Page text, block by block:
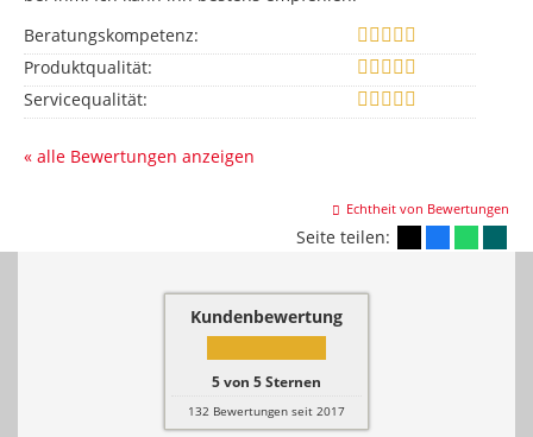
Beratungskompetenz:
Produktqualität:
Servicequalität:
« alle Bewertungen anzeigen
Echtheit von Bewertungen
Seite teilen:
Kundenbewertung
5von 5Sternen
132 Bewertungen seit 2017